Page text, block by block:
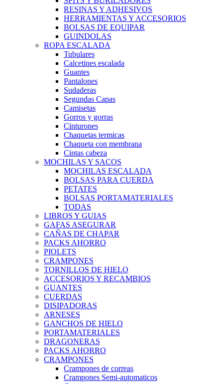
RESINAS Y ADHESIVOS
HERRAMIENTAS Y ACCESORIOS
BOLSAS DE EQUIPAR
GUINDOLAS
ROPA ESCALADA
Tubulares
Calcetines escalada
Guantes
Pantalones
Sudaderas
Segundas Capas
Camisetas
Gorros y gorras
Cinturones
Chaquetas termicas
Chaqueta con membrana
Cintas cabeza
MOCHILAS Y SACOS
MOCHILAS ESCALADA
BOLSAS PARA CUERDA
PETATES
BOLSAS PORTAMATERIALES
TODAS
LIBROS Y GUIAS
GAFAS ASEGURAR
CAÑAS DE CHAPAR
PACKS AHORRO
PIOLETS
CRAMPONES
TORNILLOS DE HIELO
ACCESORIOS Y RECAMBIOS
GUANTES
CUERDAS
DISIPADORAS
ARNESES
GANCHOS DE HIELO
PORTAMATERIALES
DRAGONERAS
PACKS AHORRO
CRAMPONES
Crampones de correas
Crampones Semi-automaticos